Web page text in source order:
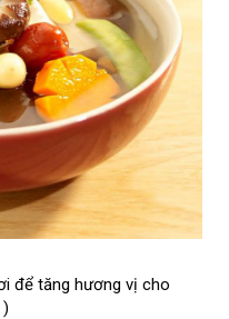
để tăng hương vị cho